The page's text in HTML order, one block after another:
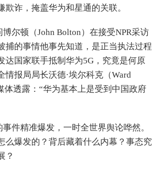
欺诈，掩盖华为和星通的关联。
尔顿（John Bolton）在接受NPR采访
捕的事情他事先知道，是正当执法过程
达国家联手抵制华为5G，究竟是何原
情报局局长沃德·埃尔科克（Ward
体透露：“华为基本上是受到中国政府
件精准爆发，一时全世界舆论哗然。
么爆发的？背后藏着什么内幕？事态究
？